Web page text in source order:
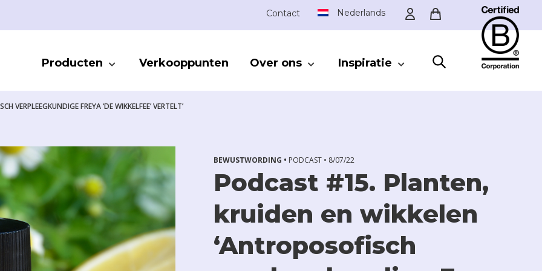
Contact Nederlands
Producten Verkooppunten Over ons Inspiratie
FREYA ‘DE WIKKELFEE’ VERTELT’
BEWUSTWORDING • PODCAST • 8/07/22
Podcast #15. Planten,
kruiden en wikkelen
‘Antroposofisch